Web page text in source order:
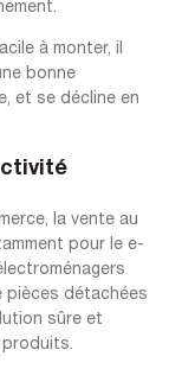
à monter, il
bonne
et se décline en
la vente au
pour le e-
pièces détachées
sûre et
produits.